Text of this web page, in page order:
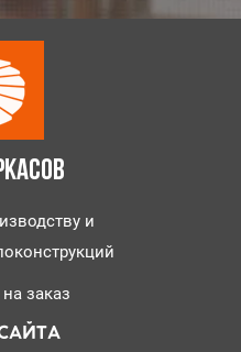
и
заказ